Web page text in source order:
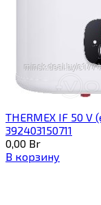
THERMEX IF 50
392403150711
0,00 Br
В корзину